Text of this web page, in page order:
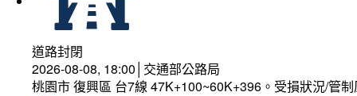
道路封閉
2026-08-08, 18:00│交通部公路局
桃園市 復興區 台7線 47K+100~60K+396。受損狀況/管